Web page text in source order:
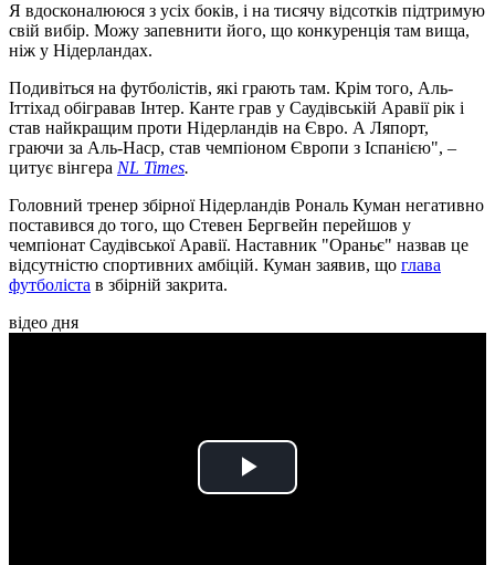
Я вдосконалююся з усіх боків, і на тисячу відсотків підтримую
свій вибір. Можу запевнити його, що конкуренція там вища,
ніж у Нідерландах.
Подивіться на футболістів, які грають там. Крім того, Аль-
Іттіхад обігравав Інтер. Канте грав у Саудівській Аравії рік і
став найкращим проти Нідерландів на Євро. А Ляпорт,
граючи за Аль-Наср, став чемпіоном Європи з Іспанією", –
цитує вінгера NL Times.
Головний тренер збірної Нідерландів Рональ Куман негативно
поставився до того, що Стевен Бергвейн перейшов у
чемпіонат Саудівської Аравії. Наставник "Ораньє" назвав це
відсутністю спортивних амбіцій. Куман заявив, що глава
футболіста в збірній закрита.
відео дня
Play